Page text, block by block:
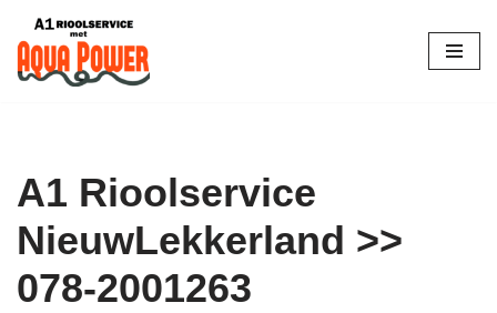
Skip
to
A1 Rioolservice
NieuwLekkerland >>
078-2001263